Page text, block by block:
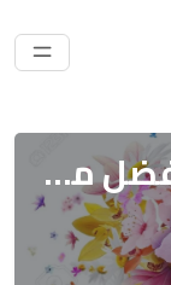
أفضل مرشات البيت: أفضل مرشات جو ومفارش بالجملة من تركيا